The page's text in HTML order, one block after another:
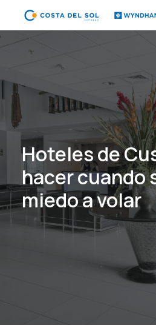
HOTELES
PAQUETES
PROMOCIONES
RESTAURANTES
SPA
CORPORATIVO
Hoteles de
hacer cuando
miedo a volar